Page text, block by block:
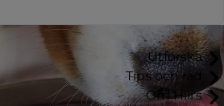
Utforska
Tips och råd
Om Hill's